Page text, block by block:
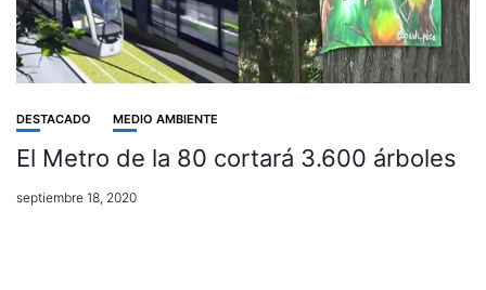
DESTACADO MEDIO AMBIENTE
El Metro de la 80 cortará 3.600 árboles
septiembre 18, 2020